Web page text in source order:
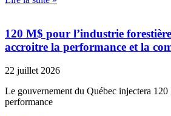
120 M$ pour l’industrie
accroitre la performance et la
22 juillet 2026
Le gouvernement du Québec injectera
performance